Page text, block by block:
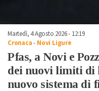
Martedì, 4 Agosto 2026 - 12:19
Cronaca- Novi Ligure
Pfas, a Novi e
dei nuovi limiti di
nuovo sistema di